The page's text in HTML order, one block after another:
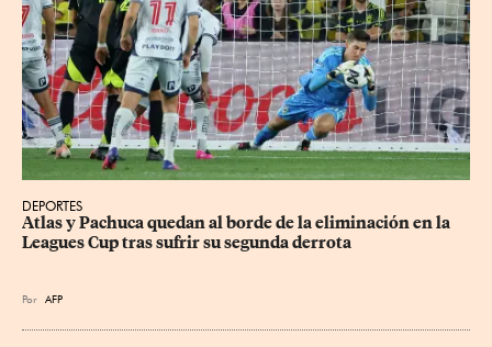
DEPORTES
Atlas y Pachuca quedan al borde de la eliminación en la
Leagues Cup tras sufrir su segunda derrota
Por AFP